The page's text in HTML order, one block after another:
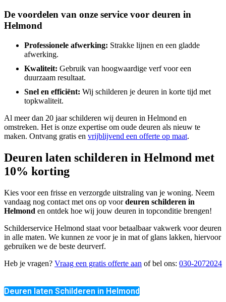
De voordelen van onze service voor deuren in
Helmond
Professionele afwerking: Strakke lijnen en een gladde
afwerking.
Kwaliteit: Gebruik van hoogwaardige verf voor een
duurzaam resultaat.
Snel en efficiënt: Wij schilderen je deuren in korte tijd met
topkwaliteit.
Al meer dan 20 jaar schilderen wij deuren in Helmond en
omstreken. Het is onze expertise om oude deuren als nieuw te
maken. Ontvang gratis en vrijblijvend een offerte op maat.
Deuren laten schilderen in Helmond met
10% korting
Kies voor een frisse en verzorgde uitstraling van je woning. Neem
vandaag nog contact met ons op voordeuren schilderen in
Helmond en ontdek hoe wij jouw deuren in topconditie brengen!
Schilderservice Helmond staat voor betaalbaar vakwerk voor deuren
in alle maten. We kunnen ze voor je in mat of glans lakken, hiervoor
gebruiken we de beste deurverf.
Heb je vragen? Vraag een gratis offerte aan of bel ons: 030-2072024
Deuren laten Schilderen in Helmond